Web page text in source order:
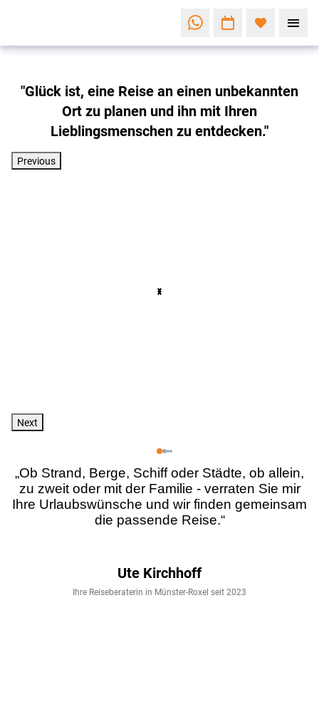
"Glück ist, eine Reise an einen unbekannten
Ort zu planen und ihn mit Ihren
Lieblingsmenschen zu entdecken."
Previous
Next
„Ob Strand, Berge, Schiff oder Städte, ob allein,
zu zweit oder mit der Familie - verraten Sie mir
Ihre Urlaubswünsche und wir finden gemeinsam
die passende Reise.“
Ute Kirchhoff
Ihre Reiseberaterin in Münster-Roxel seit 2023